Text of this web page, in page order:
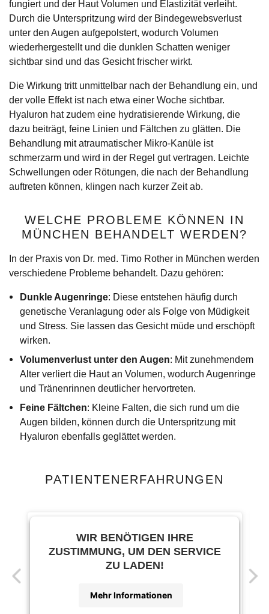
fungiert und der Haut Volumen und Elastizität verleiht.
Durch die Unterspritzung wird der Bindegewebsverlust
unter den Augen aufgepolstert, wodurch Volumen
wiederhergestellt und die dunklen Schatten weniger
sichtbar sind und das Gesicht frischer wirkt.
Die Wirkung tritt unmittelbar nach der Behandlung ein, und
der volle Effekt ist nach etwa einer Woche sichtbar.
Hyaluron hat zudem eine hydratisierende Wirkung, die
dazu beiträgt, feine Linien und Fältchen zu glätten. Die
Behandlung mit atraumatischer Mikro-Kanüle ist
schmerzarm und wird in der Regel gut vertragen. Leichte
Schwellungen oder Rötungen, die nach der Behandlung
auftreten können, klingen nach kurzer Zeit ab.
WELCHE PROBLEME KÖNNEN IN
MÜNCHEN BEHANDELT WERDEN?
In der Praxis von Dr. med. Timo Rother in München werden
verschiedene Probleme behandelt. Dazu gehören:
Dunkle Augenringe: Diese entstehen häufig durch
genetische Veranlagung oder als Folge von Müdigkeit
und Stress. Sie lassen das Gesicht müde und erschöpft
wirken.
Volumenverlust unter den Augen: Mit zunehmendem
Alter verliert die Haut an Volumen, wodurch Augenringe
und Tränenrinnen deutlicher hervortreten.
Feine Fältchen: Kleine Falten, die sich rund um die
Augen bilden, können durch die Unterspritzung mit
Hyaluron ebenfalls geglättet werden.
PATIENTENERFAHRUNGEN
WIR BENÖTIGEN IHRE
ZUSTIMMUNG, UM DEN SERVICE
ZU LADEN!
Mehr Informationen